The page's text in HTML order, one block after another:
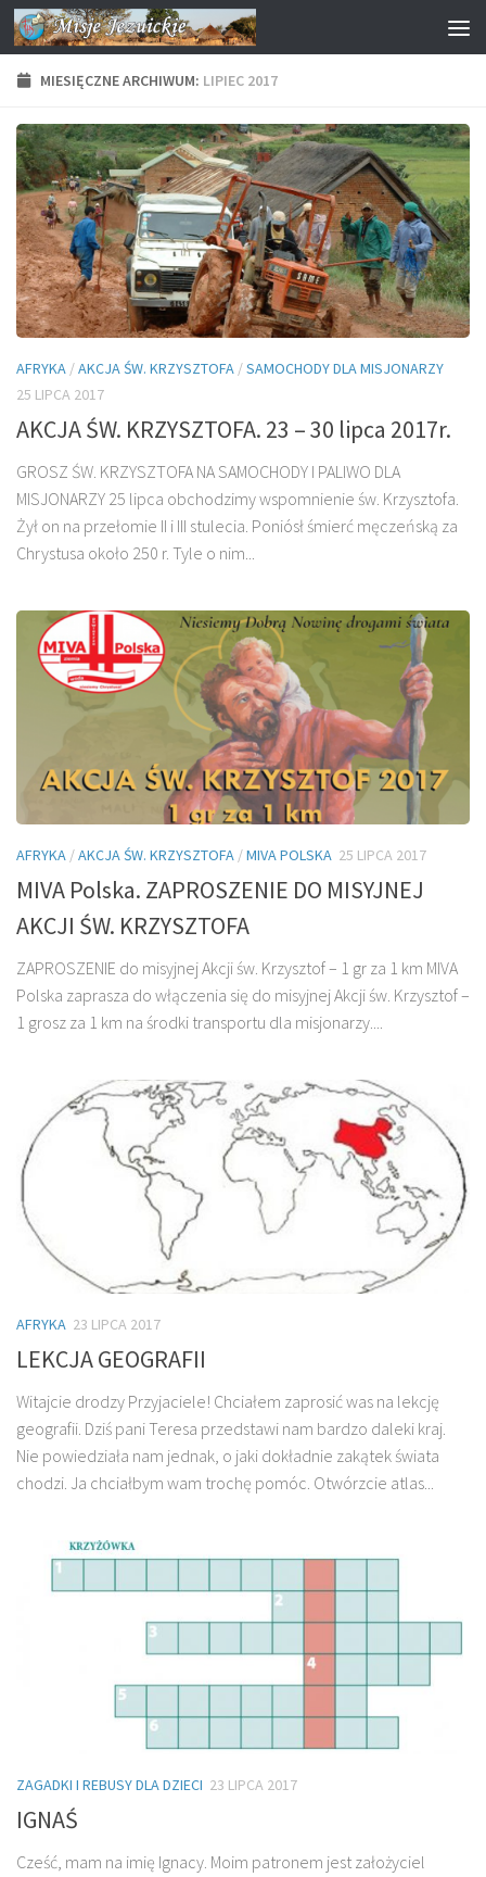
Przejdź do treści
MIESIĘCZNE ARCHIWUM: LIPIEC 2017
AFRYKA /AKCJA ŚW. KRZYSZTOFA /SAMOCHODY DLA MISJONARZY
25 LIPCA 2017
AKCJA ŚW. KRZYSZTOFA. 23 – 30 lipca 2017r.
GROSZ ŚW. KRZYSZTOFA NA SAMOCHODY I PALIWO DLA
MISJONARZY 25 lipca obchodzimy wspomnienie św. Krzysztofa.
Żył on na przełomie II i III stulecia. Poniósł śmierć męczeńską za
Chrystusa około 250 r. Tyle o nim...
AFRYKA /AKCJA ŚW. KRZYSZTOFA /MIVA POLSKA 25 LIPCA 2017
MIVA Polska. ZAPROSZENIE DO MISYJNEJ
AKCJI ŚW. KRZYSZTOFA
ZAPROSZENIE do misyjnej Akcji św. Krzysztof – 1 gr za 1 km MIVA
Polska zaprasza do włączenia się do misyjnej Akcji św. Krzysztof –
1 grosz za 1 km na środki transportu dla misjonarzy....
AFRYKA 23 LIPCA 2017
LEKCJA GEOGRAFII
Witajcie drodzy Przyjaciele! Chciałem zaprosić was na lekcję
geografii. Dziś pani Teresa przedstawi nam bardzo daleki kraj.
Nie powiedziała nam jednak, o jaki dokładnie zakątek świata
chodzi. Ja chciałbym wam trochę pomóc. Otwórzcie atlas...
ZAGADKI I REBUSY DLA DZIECI 23 LIPCA 2017
IGNAŚ
Cześć, mam na imię Ignacy. Moim patronem jest założyciel